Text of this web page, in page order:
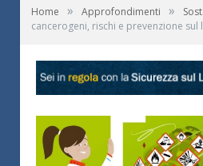
Home » Approfondimenti »
cancerogeni, rischi e prevenzione sul